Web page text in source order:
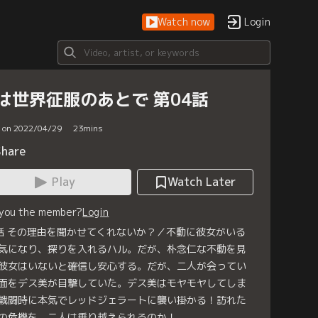
Watch now Login
世界征服のあとで 第04話
on 2022/04/29 23mins
Play
Watch Later
the member?Login
その理由を聞かせてくれないか？／不動に彼女がいる
になり、探りを入れるハル。だが、朴念仁な不動を見
女はいないと確信し安心する。だが、二人が会ってい
をデス美が目撃していた。デス美はモヤモヤしてしま
闘時に本気でレッドジェラートに襲い掛かる！訪れた